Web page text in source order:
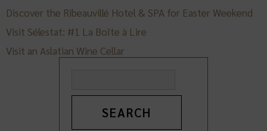
Discover the Ribeauvillé Hotel & SPA for Easter Weekend
Visit Sélestat: #1 La Boîte à Lire
Visit an Aslatian Wine Cellar